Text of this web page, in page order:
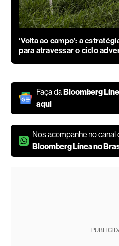
‘Volta ao campo’: a
para atravessar o ciclo
Faça daBloomberg
aqui
Nos acompanhe no canal
Bloomberg Línea no